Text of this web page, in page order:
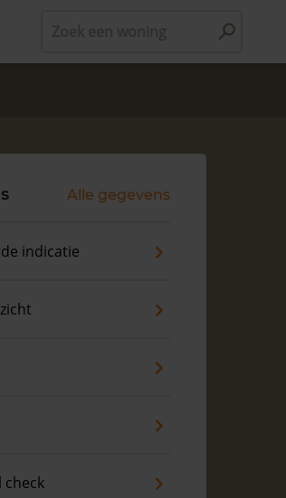
Alle gegevens
indicatie
check